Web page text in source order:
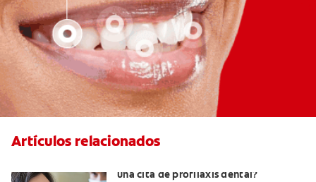
Artículos relacionados
una cita de profilaxis dental?